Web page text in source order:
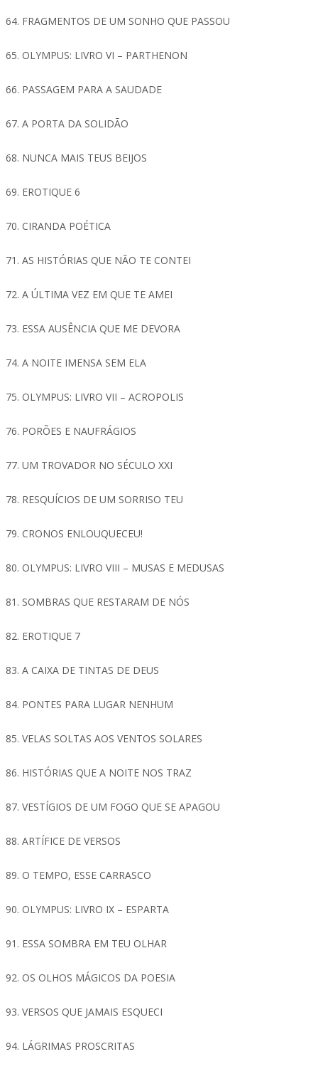
64. FRAGMENTOS DE UM SONHO QUE PASSOU
65. OLYMPUS: LIVRO VI – PARTHENON
66. PASSAGEM PARA A SAUDADE
67. A PORTA DA SOLIDÃO
68. NUNCA MAIS TEUS BEIJOS
69. EROTIQUE 6
70. CIRANDA POÉTICA
71. AS HISTÓRIAS QUE NÃO TE CONTEI
72. A ÚLTIMA VEZ EM QUE TE AMEI
73. ESSA AUSÊNCIA QUE ME DEVORA
74. A NOITE IMENSA SEM ELA
75. OLYMPUS: LIVRO VII – ACROPOLIS
76. PORÕES E NAUFRÁGIOS
77. UM TROVADOR NO SÉCULO XXI
78. RESQUÍCIOS DE UM SORRISO TEU
79. CRONOS ENLOUQUECEU!
80. OLYMPUS: LIVRO VIII – MUSAS E MEDUSAS
81. SOMBRAS QUE RESTARAM DE NÓS
82. EROTIQUE 7
83. A CAIXA DE TINTAS DE DEUS
84. PONTES PARA LUGAR NENHUM
85. VELAS SOLTAS AOS VENTOS SOLARES
86. HISTÓRIAS QUE A NOITE NOS TRAZ
87. VESTÍGIOS DE UM FOGO QUE SE APAGOU
88. ARTÍFICE DE VERSOS
89. O TEMPO, ESSE CARRASCO
90. OLYMPUS: LIVRO IX – ESPARTA
91. ESSA SOMBRA EM TEU OLHAR
92. OS OLHOS MÁGICOS DA POESIA
93. VERSOS QUE JAMAIS ESQUECI
94. LÁGRIMAS PROSCRITAS